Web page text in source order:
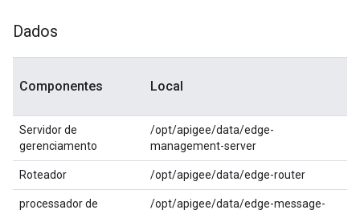
Dados
Componentes Local
Servidor de
gerenciamento
/opt/apigee/data/edge-
management-server
Roteador /opt/apigee/data/edge-router
processador de
/opt/apigee/data/edge-message-